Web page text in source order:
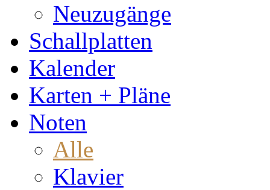
Neuzugänge
Schallplatten
Kalender
Karten + Pläne
Noten
Alle
Klavier